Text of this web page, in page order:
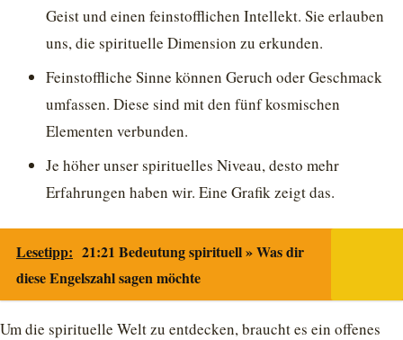
Geist und einen feinstofflichen Intellekt. Sie erlauben
uns, die spirituelle Dimension zu erkunden.
Feinstoffliche Sinne können Geruch oder Geschmack
umfassen. Diese sind mit den fünf kosmischen
Elementen verbunden.
Je höher unser spirituelles Niveau, desto mehr
Erfahrungen haben wir. Eine Grafik zeigt das.
Lesetipp: 21:21 Bedeutung spirituell » Was dir
diese Engelszahl sagen möchte
Um die spirituelle Welt zu entdecken, braucht es ein offenes